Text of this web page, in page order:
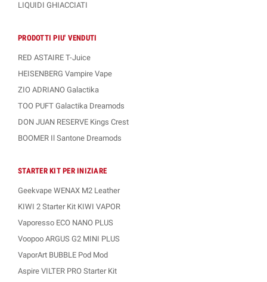
LIQUIDI GHIACCIATI
PRODOTTI PIU' VENDUTI
RED ASTAIRE T-Juice
HEISENBERG Vampire Vape
ZIO ADRIANO Galactika
TOO PUFT Galactika Dreamods
DON JUAN RESERVE Kings Crest
BOOMER Il Santone Dreamods
STARTER KIT PER INIZIARE
Geekvape WENAX M2 Leather
KIWI 2 Starter Kit KIWI VAPOR
Vaporesso ECO NANO PLUS
Voopoo ARGUS G2 MINI PLUS
VaporArt BUBBLE Pod Mod
Aspire VILTER PRO Starter Kit